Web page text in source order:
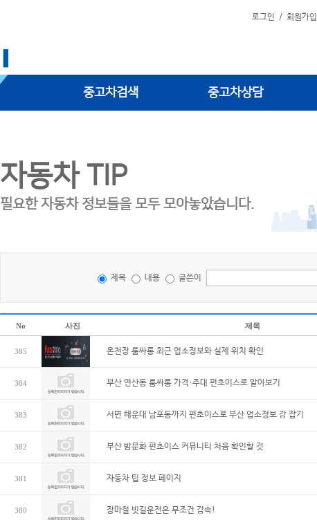
로그인 / 회원가입
중고차검색 중고차상담
자동차 TIP
필요한 자동차 정보들을 모두 모아놓았습니다.
제목 내용 글쓴이
No 사진 제목
385 온천장 룸싸롱 최근 업소정보와 실제 위치 확인
384 부산 연산동 룸싸롱 가격·주대 펀초이스로 알아보기
383 서면 해운대 남포동까지 펀초이스로 부산 업소정보 감 잡기
382 부산 밤문화 펀초이스 커뮤니티 처음 확인할 것
381 자동차 팁 정보 페이지
380 장마철 빗길운전은 무조건 감속!